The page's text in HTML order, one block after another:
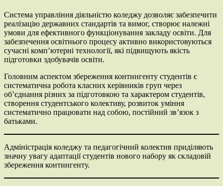
Cистема управління діяльністю коледжу дозволяє забезпечити
реалізацію державних стандартів та вимог, створює належні
умови для ефективного функціонування закладу освіти. Для
забезпечення освітнього процесу активно використовуються
сучасні комп’ютерні технології, які підвищують якість
підготовки здобувачів освіти.
Головним аспектом збереження контингенту студентів є
систематична робота класних керівників груп через
об’єднання різних за підготовкою та характером студентів,
створення студентського колективу, розвиток уміння
систематично працювати над собою, постійний зв’язок з
батьками.
Адміністрація коледжу та педагогічний колектив приділяють
значну увагу адаптації студентів нового набору як складовій
збереження контингенту.